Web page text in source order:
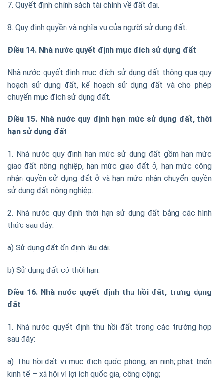
7. Quyết định chính sách tài chính về đất đai.
8. Quy định quyền và nghĩa vụ của người sử dụng đất.
Điều 14. Nhà nước quyết định mục đích sử dụng đất
Nhà nước quyết định mục đích sử dụng đất thông qua quy
hoạch sử dụng đất, kế hoạch sử dụng đất và cho phép
chuyển mục đích sử dụng đất.
Điều 15. Nhà nước quy định hạn mức sử dụng đất, thời
hạn sử dụng đất
1. Nhà nước quy định hạn mức sử dụng đất gồm hạn mức
giao đất nông nghiệp, hạn mức giao đất ở, hạn mức công
nhận quyền sử dụng đất ở và hạn mức nhận chuyển quyền
sử dụng đất nông nghiệp.
2. Nhà nước quy định thời hạn sử dụng đất bằng các hình
thức sau đây:
a) Sử dụng đất ổn định lâu dài;
b) Sử dụng đất có thời hạn.
Điều 16. Nhà nước quyết định thu hồi đất, trưng dụng
đất
1. Nhà nước quyết định thu hồi đất trong các trường hợp
sau đây:
a) Thu hồi đất vì mục đích quốc phòng, an ninh; phát triển
kinh tế – xã hội vì lợi ích quốc gia, công cộng;